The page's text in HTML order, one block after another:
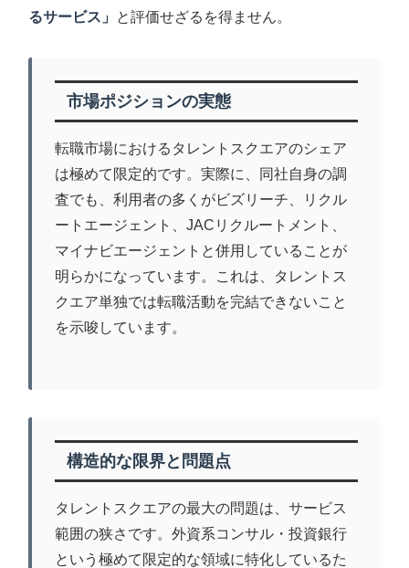
るサービス」 と評価せざるを得ません。
市場ポジションの実態
転職市場におけるタレントスクエアのシェア
は極めて限定的です。実際に、同社自身の調
査でも、利用者の多くがビズリーチ、リクル
ートエージェント、JACリクルートメント、
マイナビエージェントと併用していることが
明らかになっています。これは、タレントス
クエア単独では転職活動を完結できないこと
を示唆しています。
構造的な限界と問題点
タレントスクエアの最大の問題は、サービス
範囲の狭さです。外資系コンサル・投資銀行
という極めて限定的な領域に特化しているた